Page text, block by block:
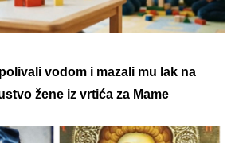
vodom i mazali mu lak na
žene iz vrtića za Mame